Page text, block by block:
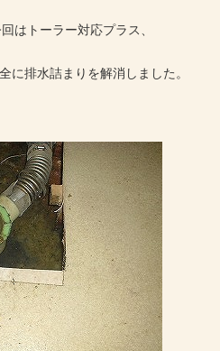
はトーラー対応プラス、
に排水詰まりを解消しました。